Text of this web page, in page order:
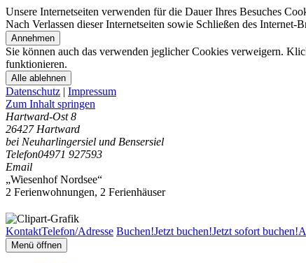
Unsere Internetseiten verwenden für die Dauer Ihres Besuches
Nach Verlassen dieser Internetseiten sowie Schließen des Internet-
Annehmen
Sie können auch das verwenden jeglicher Cookies verweigern.
funktionieren.
Alle ablehnen
Datenschutz | Impressum
Zum Inhalt springen
Hartward-Ost 8
26427 Hartward
bei Neuharlingersiel und Bensersiel
Telefon04971 927593
Email
„Wiesenhof Nordsee“
2 Ferienwohnungen, 2 Ferienhäuser
KontaktTelefon/Adresse Buchen!Jetzt buchen!Jetzt sofort buchen!
Menü öffnen